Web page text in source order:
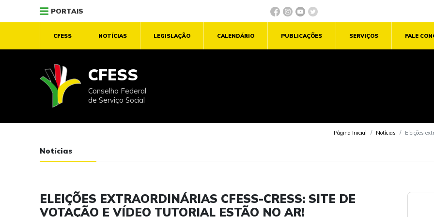
PORTAIS
CFESS NOTÍCIAS LEGISLAÇÃO CALENDÁRIO PUBLICAÇÕES SERVIÇOS FALE
CFESS
Conselho Federal
de Serviço Social
Página Inicial Notícias Eleições
Notícias
ELEIÇÕES EXTRAORDINÁRIAS CFESS-CRESS: SITE DE
VOTAÇÃO E VÍDEO TUTORIAL ESTÃO NO AR!